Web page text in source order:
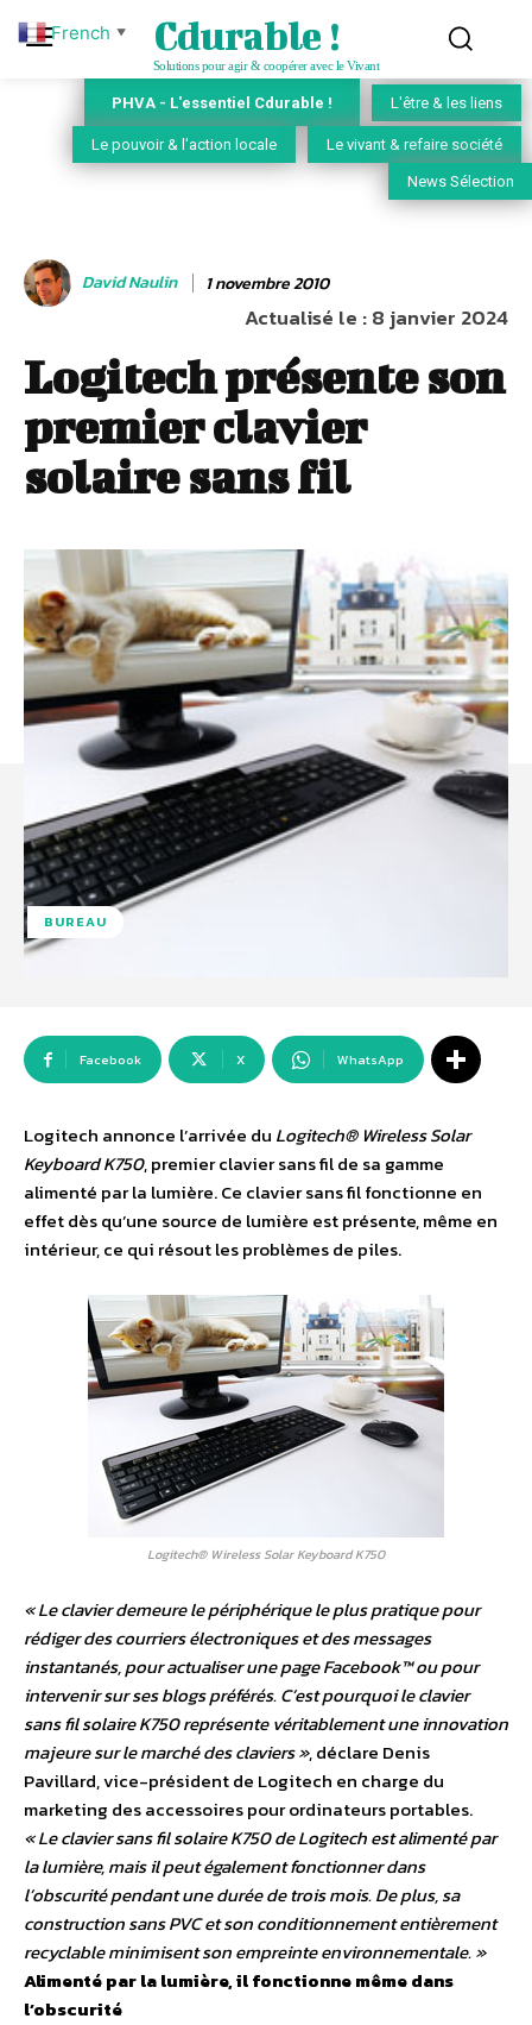
Cdurable !
Solutions pour agir & coopérer avec le Vivant
PHVA - L'essentiel Cdurable ! L'être & les liens
Le pouvoir & l'action locale Le vivant & refaire société
News Sélection
David Naulin 1 novembre 2010
Actualisé le :8 janvier 2024
Logitech présente son
premier clavier
solaire sans fil
BUREAU
Facebook X WhatsApp
Logitech annonce l’arrivée du Logitech® Wireless Solar
Keyboard K750, premier clavier sans fil de sa gamme
alimenté par la lumière. Ce clavier sans fil fonctionne en
effet dès qu’une source de lumière est présente, même en
intérieur, ce qui résout les problèmes de piles.
Logitech® Wireless Solar Keyboard K750
« Le clavier demeure le périphérique le plus pratique pour
rédiger des courriers électroniques et des messages
instantanés, pour actualiser une page Facebook™ ou pour
intervenir sur ses blogs préférés. C’est pourquoi le clavier
sans fil solaire K750 représente véritablement une innovation
majeure sur le marché des claviers », déclare Denis
Pavillard, vice-président de Logitech en charge du
marketing des accessoires pour ordinateurs portables.
« Le clavier sans fil solaire K750 de Logitech est alimenté par
la lumière, mais il peut également fonctionner dans
l’obscurité pendant une durée de trois mois. De plus, sa
construction sans PVC et son conditionnement entièrement
recyclable minimisent son empreinte environnementale. »
Alimenté par la lumière, il fonctionne même dans
l’obscurité
French ▼